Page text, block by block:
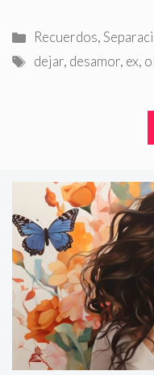
Categorías
Recuerdos,
Etiquetas
dejar, desamor, ex,